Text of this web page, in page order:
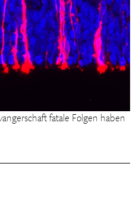
fatale Folgen haben